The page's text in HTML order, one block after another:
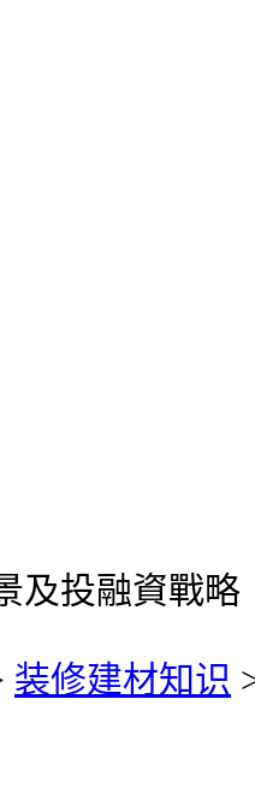
及投融資戰略
装修建材知识